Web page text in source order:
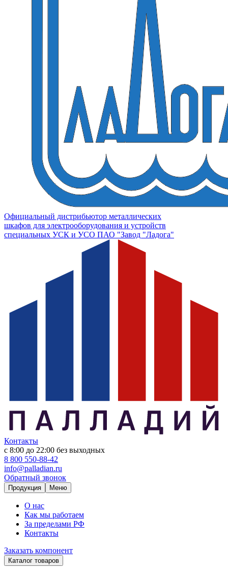
Официальный дистрибьютор металлических
шкафов для электрооборудования и устройств
специальных УСК и УСО ПАО "Завод "Ладога"
Контакты
с 8:00 до 22:00 без выходных
8 800 550-88-42
info@palladian.ru
Обратный звонок
Продукция Меню
О нас
Как мы работаем
За пределами РФ
Контакты
Заказать компонент
Каталог товаров